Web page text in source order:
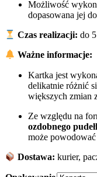
Możliwość
dopasowana jej
Czas realizacji: do
Ważne informacje:
Kartka jest
delikatnie różnić
większych zmian
Ze względu na
ozdobnego
może
Dostawa: kurier,